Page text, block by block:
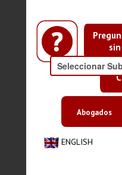
ENGLISH
Abogados